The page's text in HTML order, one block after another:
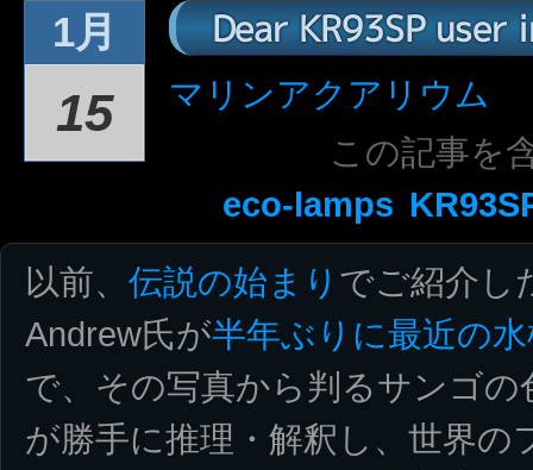
1月
15
Dear KR93SP
マリンアクアリウム
この記事を
eco-lamps
以前、 伝説の始まり でご紹介し
Andrew氏が半年ぶりに最近の
で、その写真から判るサンゴ
が勝手に推理・解釈し、世界の